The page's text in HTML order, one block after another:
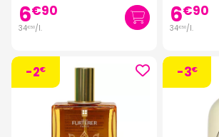
6€90
34€50/l. 6€90
34€50/l.
-2€ -3€